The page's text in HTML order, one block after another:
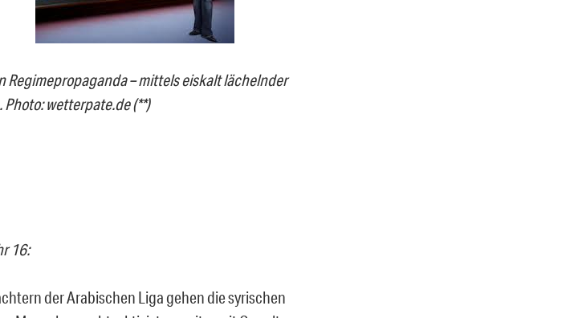
Regimepropaganda – mittels eiskalt lächelnder
wetterpate.de (**)
16:
der Arabischen Liga gehen die syrischen